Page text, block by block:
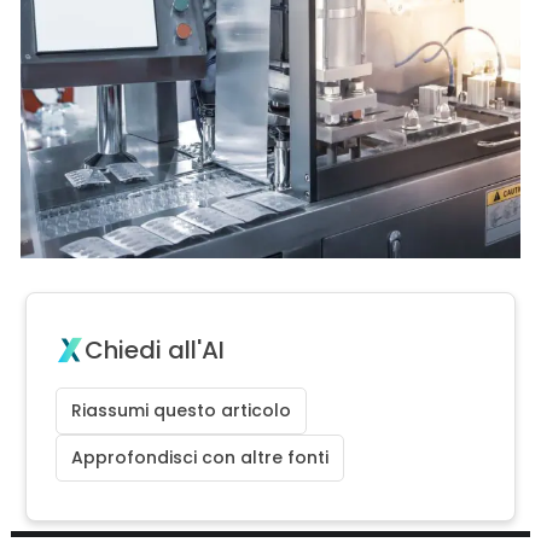
Chiedi all'AI
Riassumi questo articolo
Approfondisci con altre fonti